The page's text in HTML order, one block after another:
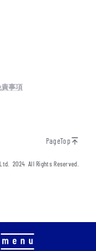
事項
PageTop
Ltd.2024 All Rights Reserved.